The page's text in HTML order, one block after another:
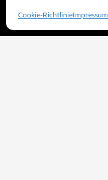
Cookie-Richtlinie